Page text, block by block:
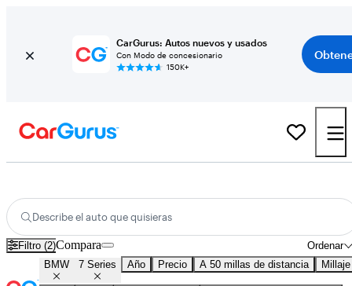
CarGurus: Autos nuevos y usados
Con Modo de concesionario
150K+
Describe el auto que quisieras
Filtro (2) Ordenar
Compara
BMW 7 Series Año Precio A 50 millas de distancia Millaje